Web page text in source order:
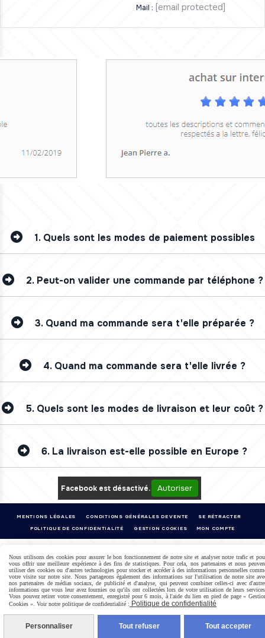
Mail : [email protected]
1. Quels sont les modes de paiement possibles
2. Peut-on valider une commande par téléphone ?
3. Quand ma commande sera t'elle préparée ?
4. Quand ma commande sera t'elle livrée ?
5. Quels sont les modes de livraison et leur coût ?
6. La livraison est-elle possible en Europe ?
Facebook est désactivé. Autoriser
MENTIONS LÉGALES CONDITIONS GÉNÉRALES DE VENTE
SE RÉTRACTER
POLITIQUE DE CONFIDENTIALITÉ
GESTION COOKIES MON COMPTE
Nous utilisons des cookies pour assurer le bon fonctionnement de notre site et analyser notre trafic et
vous offrir une meilleure expérience à des fins de statistiques. Pour cela, nos partenaires et nous
utiliser des cookies ou d'autres technologies pour stocker et accéder à des informations personnelles
votre visite sur notre site. Nous partageons également des informations sur l'utilisation de notre site
nos partenaires de médias sociaux, de publicité et d'analyse, qui peuvent combiner celles-ci avec
informations que vous leur avez fournies ou qu'ils ont collectées lors de votre utilisation de leurs
Vous pouvez retirer votre consentement, enregistré pour 6 mois, à l'aide du lien en pied de page «
Cookies ». Voir notre politique de confidentialité : Politique de confidentialité
Personnaliser Tout refuser Tout accepter